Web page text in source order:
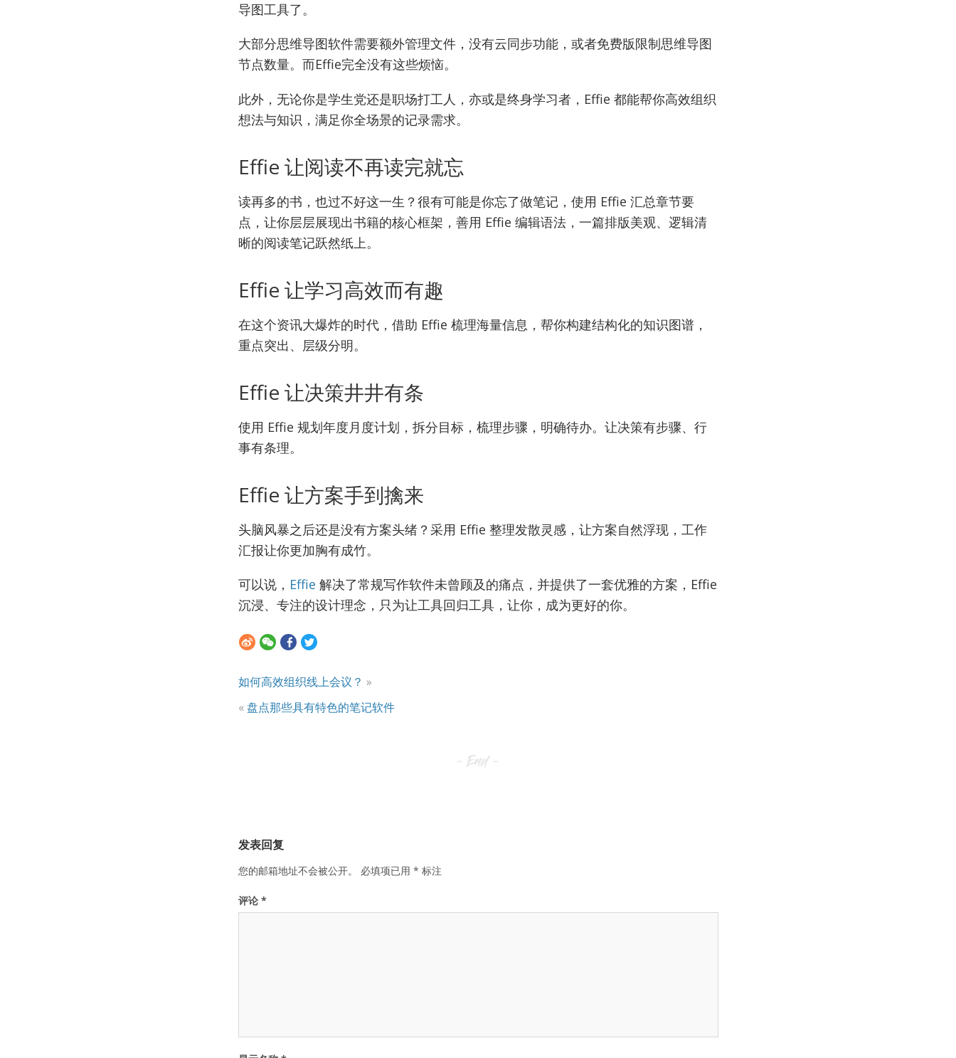
导图工具了。
大部分思维导图软件需要额外管理文件，没有云同步功能，或者免费版限制思维导图
节点数量。而Effie完全没有这些烦恼。
此外，无论你是学生党还是职场打工人，亦或是终身学习者，Effie 都能帮你高效组织
想法与知识，满足你全场景的记录需求。
Effie 让阅读不再读完就忘
读再多的书，也过不好这一生？很有可能是你忘了做笔记，使用 Effie 汇总章节要
点，让你层层展现出书籍的核心框架，善用 Effie 编辑语法，一篇排版美观、逻辑清
晰的阅读笔记跃然纸上。
Effie 让学习高效而有趣
在这个资讯大爆炸的时代，借助 Effie 梳理海量信息，帮你构建结构化的知识图谱，
重点突出、层级分明。
Effie 让决策井井有条
使用 Effie 规划年度月度计划，拆分目标，梳理步骤，明确待办。让决策有步骤、行
事有条理。
Effie 让方案手到擒来
头脑风暴之后还是没有方案头绪？采用 Effie 整理发散灵感，让方案自然浮现，工作
汇报让你更加胸有成竹。
可以说， Effie 解决了常规写作软件未曾顾及的痛点，并提供了一套优雅的方案，Effie
沉浸、专注的设计理念，只为让工具回归工具，让你，成为更好的你。
如何高效组织线上会议？ »
«盘点那些具有特色的笔记软件
发表回复
您的邮箱地址不会被公开。 必填项已用 * 标注
评论 *